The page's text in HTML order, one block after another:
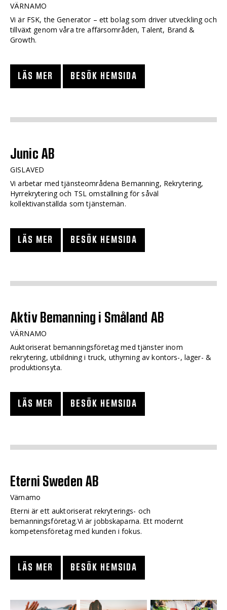
VÄRNAMO
Vi är FSK, the Generator – ett bolag som driver utveckling och
tillväxt genom våra tre affärsområden, Talent, Brand &
Growth.
LÄS MER BESÖK HEMSIDA
Junic AB
GISLAVED
Vi arbetar med tjänsteområdena Bemanning, Rekrytering,
Hyrrekrytering och TSL omställning för såväl
kollektivanställda som tjänstemän.
LÄS MER BESÖK HEMSIDA
Aktiv Bemanning i Småland AB
VÄRNAMO
Auktoriserat bemanningsföretag med tjänster inom
rekrytering, utbildning i truck, uthyrning av kontors-, lager- &
produktionsyta.
LÄS MER BESÖK HEMSIDA
Eterni Sweden AB
Värnamo
Eterni är ett auktoriserat rekryterings- och
bemanningsföretag.Vi är jobbskaparna. Ett modernt
kompetensföretag med kunden i fokus.
LÄS MER BESÖK HEMSIDA